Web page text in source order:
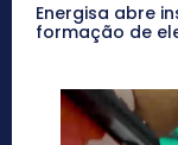
Energisa abre
formação de